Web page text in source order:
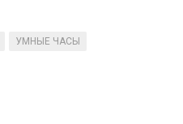
УМНЫЕ ЧАСЫ